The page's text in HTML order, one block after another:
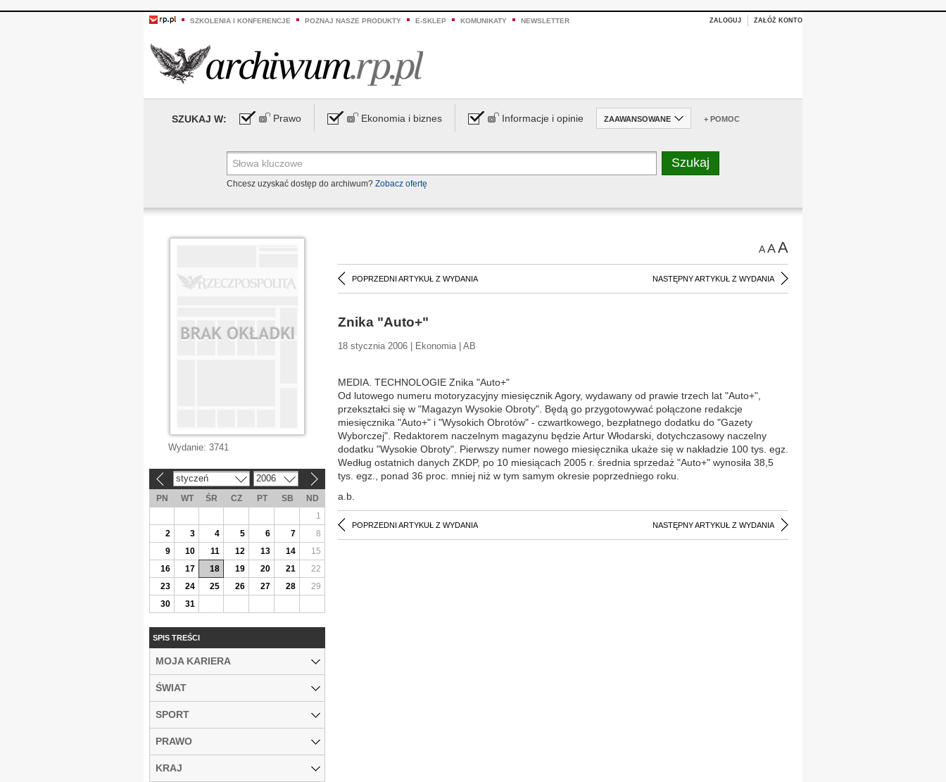
SZKOLENIA I KONFERENCJE POZNAJ NASZE PRODUKTY E-SKLEP KOMUNIKATY NEWSLETTER ZALOGUJ ZAŁÓŻ KONTO
SZUKAJ W: Prawo Ekonomia i biznes Informacje i opinie ZAAWANSOWANE + POMOC
Chcesz uzyskać dostęp do archiwum? Zobacz ofertę
AAA
POPRZEDNI ARTYKUŁ Z WYDANIA NASTĘPNY ARTYKUŁ Z WYDANIA
Znika "Auto+"
18 stycznia 2006 | Ekonomia | AB
MEDIA. TECHNOLOGIE Znika "Auto+"
Od lutowego numeru motoryzacyjny miesięcznik Agory, wydawany od prawie trzech lat "Auto+",
przekształci się w "Magazyn Wysokie Obroty". Będą go przygotowywać połączone redakcje
miesięcznika "Auto+" i "Wysokich Obrotów" - czwartkowego, bezpłatnego dodatku do "Gazety
Wyborczej". Redaktorem naczelnym magazynu będzie Artur Włodarski, dotychczasowy naczelny
dodatku "Wysokie Obroty". Pierwszy numer nowego miesięcznika ukaże się w nakładzie 100 tys. egz.
Według ostatnich danych ZKDP, po 10 miesiącach 2005 r. średnia sprzedaż "Auto+" wynosiła 38,5
tys. egz., ponad 36 proc. mniej niż w tym samym okresie poprzedniego roku.
a.b.
POPRZEDNI ARTYKUŁ Z WYDANIA NASTĘPNY ARTYKUŁ Z WYDANIA
Wydanie: 3741
styczeń 2006
PN WT ŚR CZ PT SB
ND
1
2
3 4 5 6 7
8
9
10 11 12 13 14
15
16
17 18 19 20 21
22
23
24 25 26 27 28
29
30
31
SPIS TREŚCI
MOJA KARIERA
ŚWIAT
SPORT
PRAWO
KRAJ